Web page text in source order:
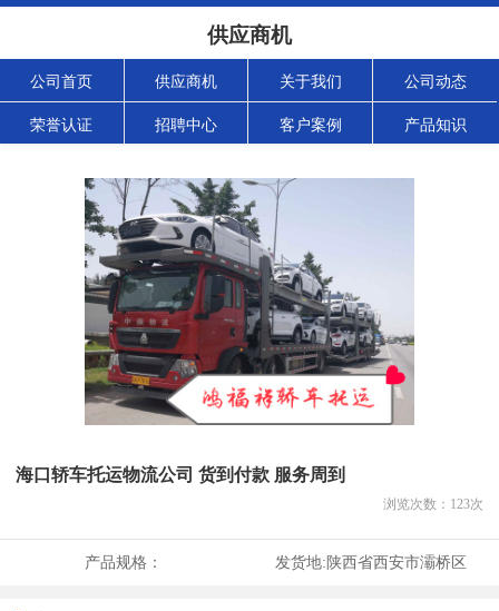
供应商机
公司首页 供应商机 关于我们 公司动态
荣誉认证 招聘中心 客户案例 产品知识
海口轿车托运物流公司 货到付款 服务周到
浏览次数： 123次
产品规格： 发货地:陕西省西安市灞桥区